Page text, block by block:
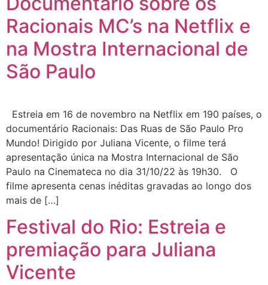
Racionais MC’s na Netflix e
na Mostra Internacional de
São Paulo
Estreia em 16 de novembro na Netflix em 190 países, o
documentário Racionais: Das Ruas de São Paulo Pro
Mundo! Dirigido por Juliana Vicente, o filme terá
apresentação única na Mostra Internacional de São
Paulo na Cinemateca no dia 31/10/22 às 19h30. O
filme apresenta cenas inéditas gravadas ao longo dos
mais de […]
Festival do Rio: Estreia e
premiação para Juliana
Vicente